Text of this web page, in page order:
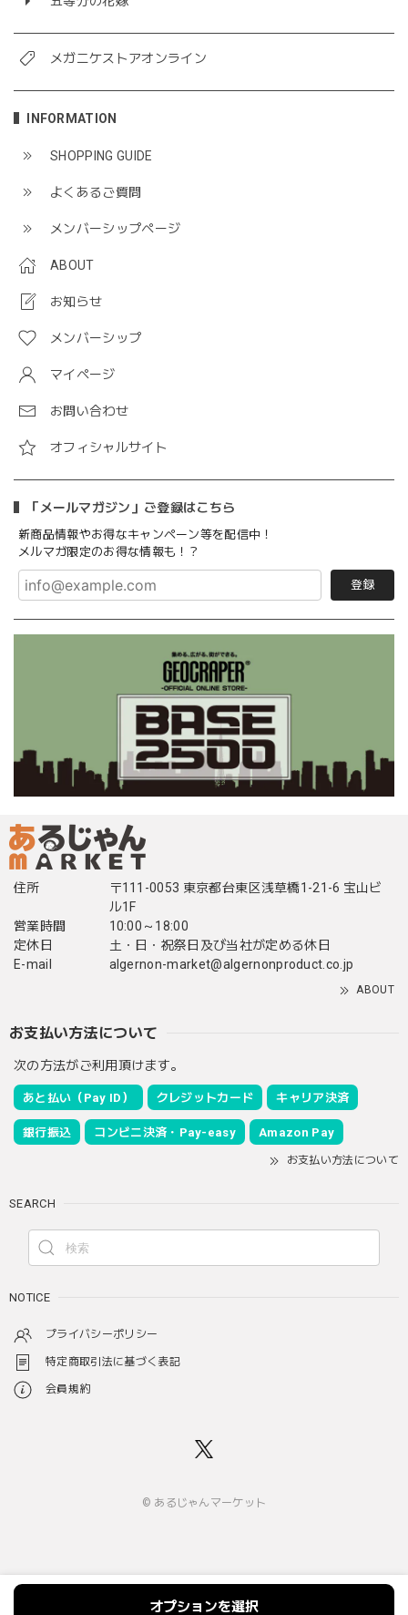
メガニケストアオンライン
INFORMATION
SHOPPING GUIDE
よくあるご質問
メンバーシップページ
ABOUT
お知らせ
メンバーシップ
マイページ
お問い合わせ
オフィシャルサイト
「メールマガジン」ご登録はこちら
新商品情報やお得なキャンペーン等を配信中！
メルマガ限定のお得な情報も！？
登録
住所
〒111-0053 東京都台東区浅草橋1-21-6 宝山ビ
ル1F
営業時間
10:00～18:00
定休日
土・日・祝祭日及び当社が定める休日
E-mail
algernon-market@algernonproduct.co.jp
ABOUT
お支払い方法について
次の方法がご利用頂けます。
あと払い（Pay ID） クレジットカード キャリア決済
銀行振込 コンビニ決済・Pay-easy Amazon Pay
お支払い方法について
SEARCH
NOTICE
プライバシーポリシー
特定商取引法に基づく表記
会員規約
© あるじゃんマーケット
オプションを選択